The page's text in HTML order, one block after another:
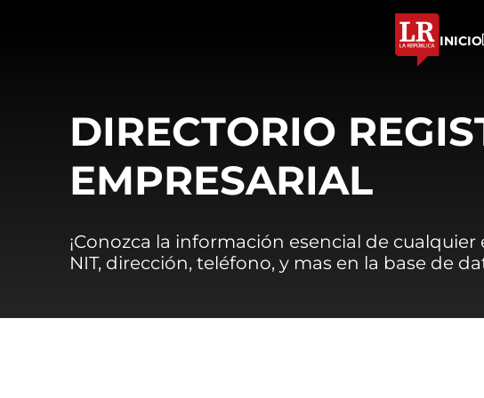
INICIO
DIRECTORIO
EMPRESARIAL
¡Conozca la información esencial de
NIT, dirección, teléfono, y mas en la base de